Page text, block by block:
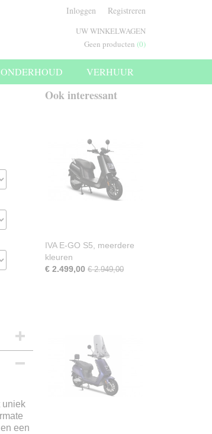
Inloggen Registreren
UW WINKELWAGEN
Geen producten (0)
VERHUUR
ONDERHOUD
uniek
een
Ook interessant
IVA E-GO S5, meerdere
kleuren
€ 2.499,00 € 2.949,00